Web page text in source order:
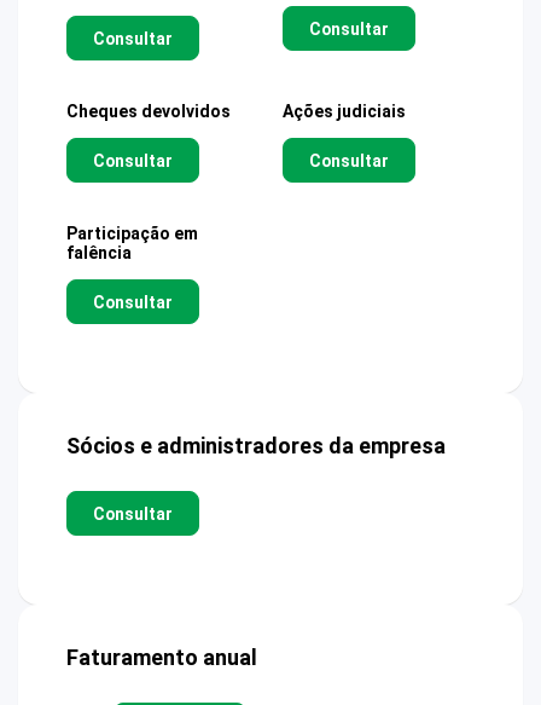
Consultar Consultar
Cheques devolvidos
Consultar
Ações judiciais
Consultar
Participação em
falência
Consultar
Sócios e administradores da empresa
Consultar
Faturamento anual